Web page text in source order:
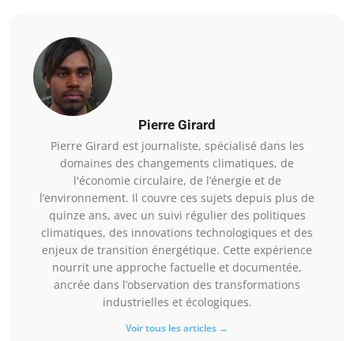
Pierre Girard
Pierre Girard est journaliste, spécialisé dans les
domaines des changements climatiques, de
l'économie circulaire, de l’énergie et de
l’environnement. Il couvre ces sujets depuis plus de
quinze ans, avec un suivi régulier des politiques
climatiques, des innovations technologiques et des
enjeux de transition énergétique. Cette expérience
nourrit une approche factuelle et documentée,
ancrée dans l’observation des transformations
industrielles et écologiques.
Voir tous les articles →